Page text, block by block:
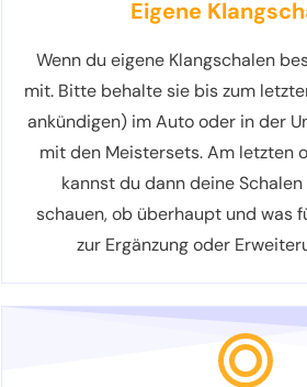
Eigene
Wenn du eigene Klangschalen
mit. Bitte behalte sie bis zum
ankündigen) im Auto oder in der
mit den Meistersets. Am letzten
kannst du dann deine
schauen, ob überhaupt und was
zur Ergänzung oder